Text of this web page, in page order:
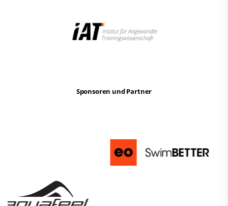
Sponsoren und Partner